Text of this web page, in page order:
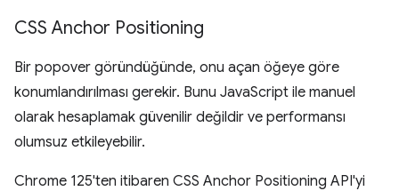
CSS Anchor Positioning
Bir popover göründüğünde, onu açan öğeye göre
konumlandırılması gerekir. Bunu JavaScript ile manuel
olarak hesaplamak güvenilir değildir ve performansı
olumsuz etkileyebilir.
Chrome 125'ten itibaren CSS Anchor Positioning API'yi